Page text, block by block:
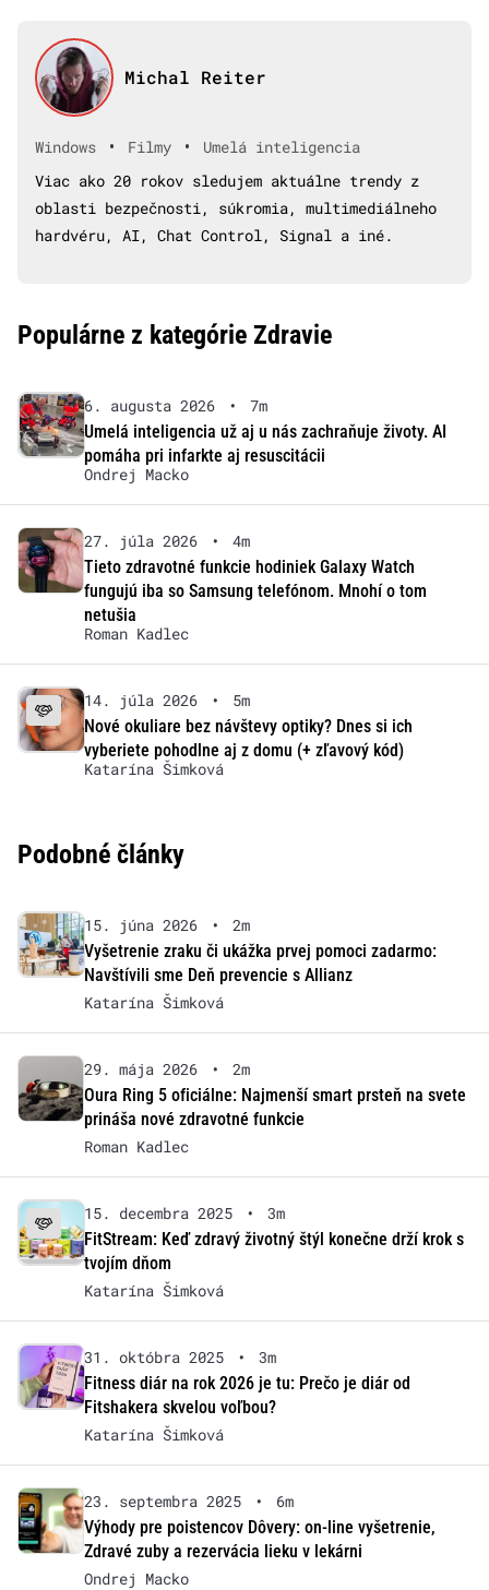
Michal Reiter
Windows • Filmy •
Umelá inteligencia
Viac ako 20 rokov sledujem aktuálne trendy z
oblasti bezpečnosti, súkromia, multimediálneho
hardvéru, AI, Chat Control, Signal a iné.
Populárne z kategórie Zdravie
6. augusta 2026 •
7m
Umelá inteligencia už aj u nás zachraňuje životy. AI
pomáha pri infarkte aj resuscitácii
Ondrej Macko
27. júla 2026 •
4m
Tieto zdravotné funkcie hodiniek Galaxy Watch
fungujú iba so Samsung telefónom. Mnohí o tom
netušia
Roman Kadlec
14. júla 2026 •
5m
Nové okuliare bez návštevy optiky? Dnes si ich
vyberiete pohodlne aj z domu (+ zľavový kód)
Katarína Šimková
Podobné články
15. júna 2026 •
2m
Vyšetrenie zraku či ukážka prvej pomoci zadarmo:
Navštívili sme Deň prevencie s Allianz
Katarína Šimková
29. mája 2026 •
2m
Oura Ring 5 oficiálne: Najmenší smart prsteň na svete
prináša nové zdravotné funkcie
Roman Kadlec
15. decembra 2025 •
3m
FitStream: Keď zdravý životný štýl konečne drží krok s
tvojím dňom
Katarína Šimková
31. októbra 2025 •
3m
Fitness diár na rok 2026 je tu: Prečo je diár od
Fitshakera skvelou voľbou?
Katarína Šimková
23. septembra 2025 •
6m
Výhody pre poistencov Dôvery: on-line vyšetrenie,
Zdravé zuby a rezervácia lieku v lekárni
Ondrej Macko